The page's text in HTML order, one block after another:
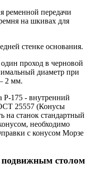
ременной передачи
на шкивах для
стенке основания.
проход в черновой
диаметр при
2 мм.
Р-175 - внутренний
25557 (Конусы
на станок стандартный
необходимо
с конусом Морзе
подвижным столом